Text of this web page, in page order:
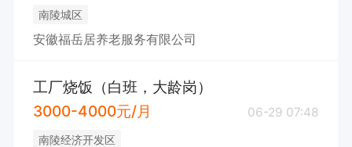
南陵城区
安徽福岳居养老服务有限公司
工厂烧饭（白班，大龄岗）
3000-4000元/月
06-29 07:48
南陵经济开发区